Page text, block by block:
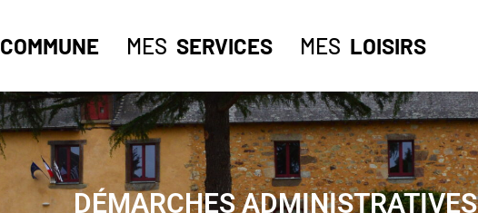
COMMUNE MES SERVICES MES LOISIRS
DÉMARCHES ADMINISTRATIVES